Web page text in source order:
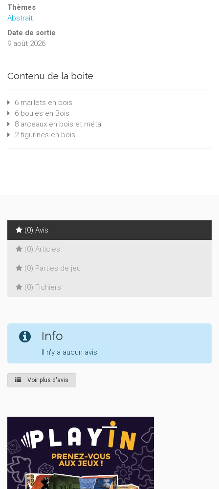
Thèmes
Abstrait
Date de sortie
9 août 2026
Contenu de la boite
6 maillets en bois
6 boules en Bois
8 arceaux en bois et métal
2 figurines en bois
(0) Avis
(0) Articles
(0) Parties de jeu
(0) Fichiers
Info
Il n'y a aucun avis
Voir plus d'avis